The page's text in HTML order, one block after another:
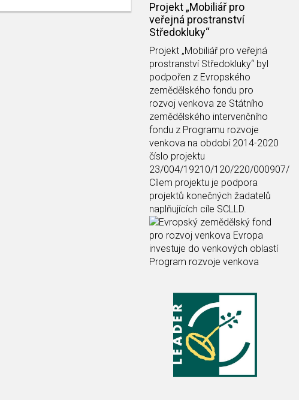
Projekt „Mobiliář pro
veřejná prostranství
Středokluky“
Projekt „Mobiliář pro veřejná
prostranství Středokluky“ byl
podpořen z Evropského
zemědělského fondu pro
rozvoj venkova ze Státního
zemědělského intervenčního
fondu z Programu rozvoje
venkova na období 2014-2020
číslo projektu
23/004/19210/120/220/000907/
Cílem projektu je podpora
projektů konečných žadatelů
naplňujících cíle SCLLD.